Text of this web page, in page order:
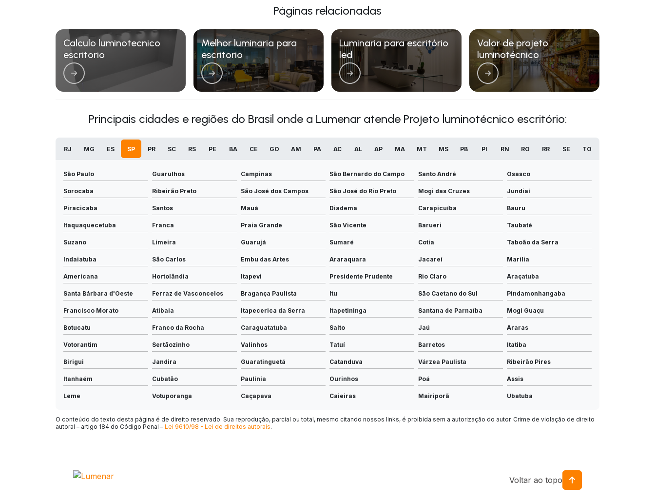
Páginas relacionadas
Calculo luminotecnico
escritorio
Melhor luminaria para
escritorio
Luminaria para escritório
led
Valor de projeto
luminotécnico
Principais cidades e regiões do Brasil onde a Lumenar atende Projeto luminotécnico escritório:
RJ MG ES SP PR SC RS PE BA CE GO AM PA AC AL AP MA MT MS PB PI RN RO RR SE TO
São Paulo Guarulhos Campinas São Bernardo do Campo Santo André Osasco
Sorocaba Ribeirão Preto São José dos Campos São José do Rio Preto Mogi das Cruzes Jundiaí
Piracicaba Santos Mauá Diadema Carapicuíba Bauru
Itaquaquecetuba Franca Praia Grande São Vicente Barueri Taubaté
Suzano Limeira Guarujá Sumaré Cotia Taboão da Serra
Indaiatuba São Carlos Embu das Artes Araraquara Jacareí Marília
Americana Hortolândia Itapevi Presidente Prudente Rio Claro Araçatuba
Santa Bárbara d'Oeste Ferraz de Vasconcelos Bragança Paulista Itu São Caetano do Sul Pindamonhangaba
Francisco Morato Atibaia Itapecerica da Serra Itapetininga Santana de Parnaíba Mogi Guaçu
Botucatu Franco da Rocha Caraguatatuba Salto Jaú Araras
Votorantim Sertãozinho Valinhos Tatuí Barretos Itatiba
Birigui Jandira Guaratinguetá Catanduva Várzea Paulista Ribeirão Pires
Itanhaém Cubatão Paulínia Ourinhos Poá Assis
Leme Votuporanga Caçapava Caieiras Mairiporã Ubatuba
Lorena São Sebastião São Roque
Embu-Guaçu Mirassol
O conteúdo do texto desta página é de direito reservado. Sua reprodução, parcial ou total, mesmo citando nossos links, é proibida sem a autorização do autor. Crime de violação de direito
autoral – artigo 184 do Código Penal – Lei 9610/98 - Lei de direitos autorais.
Voltar ao topo